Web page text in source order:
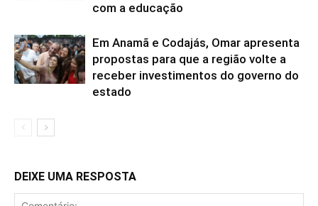
com a educação
Em Anamã e Codajás, Omar apresenta
propostas para que a região volte a
receber investimentos do governo do
estado
DEIXE UMA RESPOSTA